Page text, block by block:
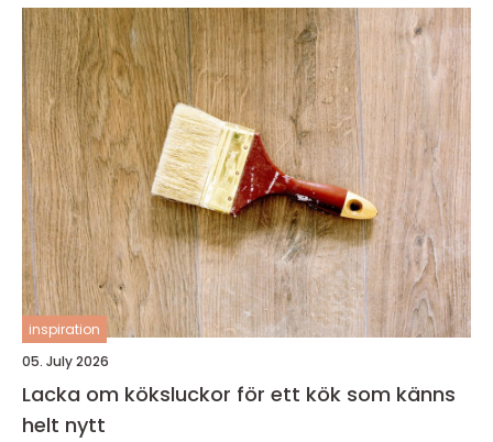
inspiration
05. July 2026
Lacka om köksluckor för ett kök som känns
helt nytt